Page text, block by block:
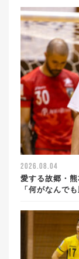
2026.08.04
愛する故郷・
「何がなんで